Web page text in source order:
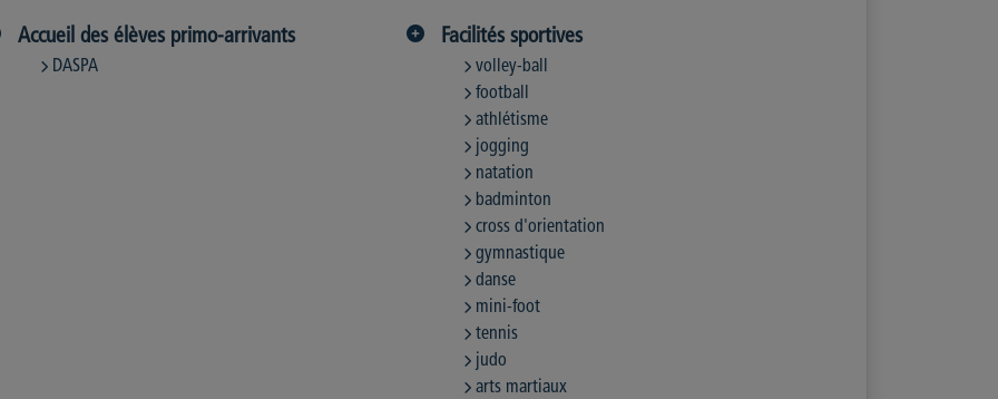
Accueil des élèves primo-arrivants
DASPA
Facilités sportives
volley-ball
football
athlétisme
jogging
natation
badminton
cross d'orientation
gymnastique
danse
mini-foot
tennis
judo
arts martiaux